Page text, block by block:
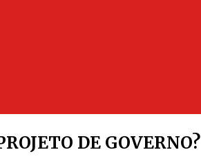
modaVEJA MAIS
DE GOVERNO?